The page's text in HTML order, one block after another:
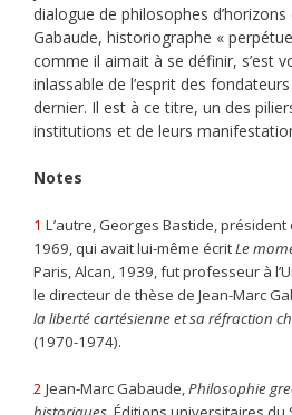
dialogue de philosophes
Gabaude, historiographe « perpétuel
comme il aimait à se définir, s’est
inlassable de l’esprit des
dernier. Il est à ce titre, un des
institutions et de leurs
Notes
1 L’autre, Georges Bastide, président
1969, qui avait lui-même écritLe
Paris, Alcan, 1939, fut professeur à
le directeur de thèse de Jean-Marc
la liberté cartésienne et sa réfraction
(1970-1974).
2 Jean-Marc Gabaude,Philosophie